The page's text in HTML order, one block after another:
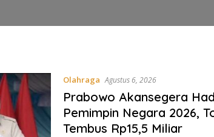
Olahraga Agustus 6, 2026
Prabowo Akansegera
Pemimpin Negara 2026,
Tembus Rp15,5 Miliar